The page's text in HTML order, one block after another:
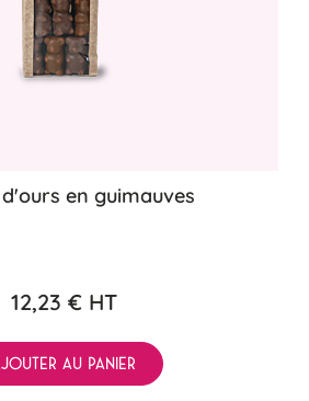
en guimauves
12,23 €HT
AU PANIER